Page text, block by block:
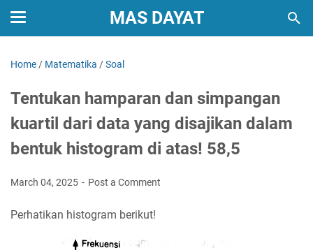
MAS DAYAT
Home / Matematika /Soal
Tentukan hamparan dan simpangan
kuartil dari data yang disajikan dalam
bentuk histogram di atas! 58,5
March 04, 2025 Post a Comment
Perhatikan histogram berikut!